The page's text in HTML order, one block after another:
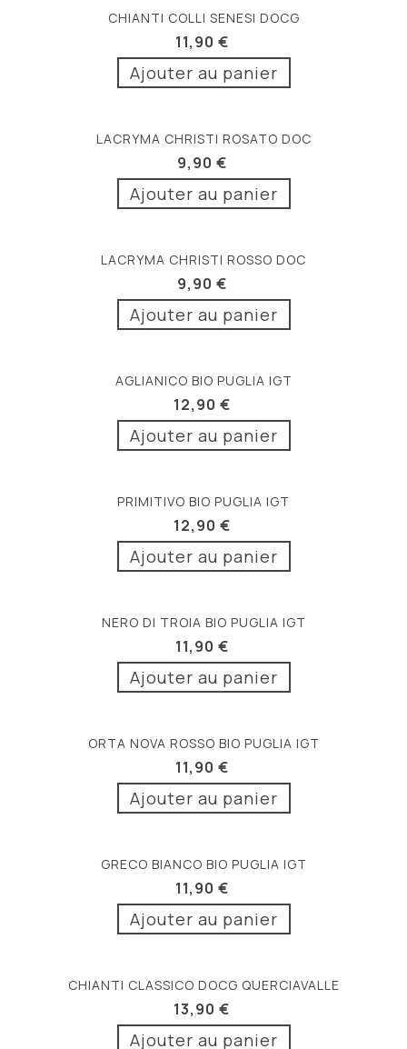
CHIANTI COLLI SENESI DOCG
11,90 €
Ajouter au panier
LACRYMA CHRISTI ROSATO DOC
9,90 €
Ajouter au panier
LACRYMA CHRISTI ROSSO DOC
9,90 €
Ajouter au panier
AGLIANICO BIO PUGLIA IGT
12,90 €
Ajouter au panier
PRIMITIVO BIO PUGLIA IGT
12,90 €
Ajouter au panier
NERO DI TROIA BIO PUGLIA IGT
11,90 €
Ajouter au panier
ORTA NOVA ROSSO BIO PUGLIA IGT
11,90 €
Ajouter au panier
GRECO BIANCO BIO PUGLIA IGT
11,90 €
Ajouter au panier
CHIANTI CLASSICO DOCG QUERCIAVALLE
13,90 €
Ajouter au panier